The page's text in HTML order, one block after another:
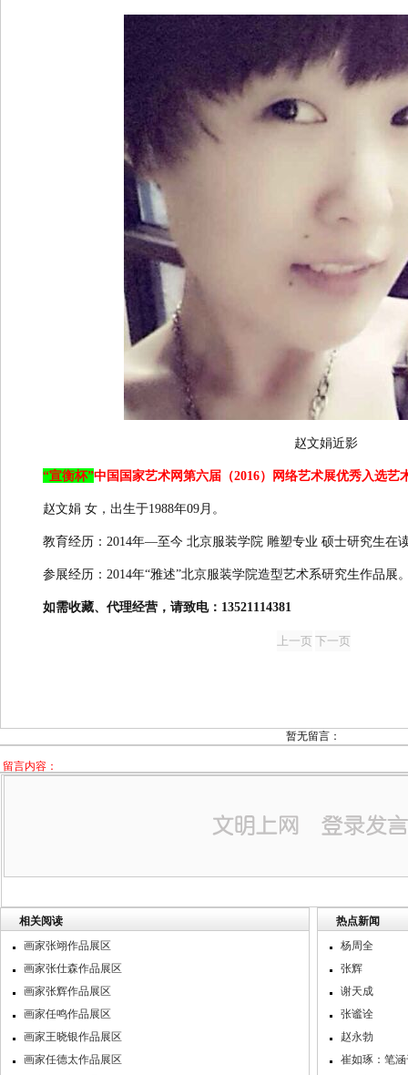
赵文娟近影
“宣衡杯”中国国家艺术网第六届（2016）网络艺术展优秀入选
赵文娟 女，出生于1988年09月。
教育经历：2014年—至今 北京服装学院 雕塑专业 硕士研究生在
参展经历： 2014年“雅述”北京服装学院造型艺术系研究生作品展
如需收藏、代理经营，请致电：13521114381
暂无留言：
留言内容：
相关阅读
画家张翊作品展区
画家张仕森作品展区
画家张辉作品展区
画家任鸣作品展区
画家王晓银作品展区
画家任德太作品展区
热点新闻
杨周全
张辉
谢天成
张谧诠
赵永勃
崔如琢：笔